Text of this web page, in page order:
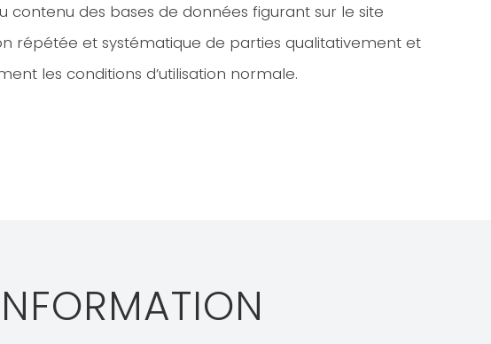
des bases de données figurant sur le site
répétée et systématique de parties qualitativement et
les conditions d’utilisation normale.